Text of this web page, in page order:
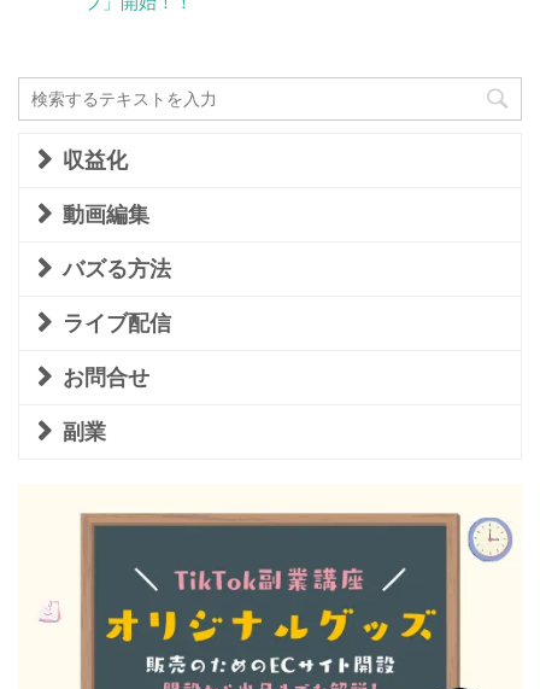
収益化
動画編集
バズる方法
ライブ配信
お問合せ
副業